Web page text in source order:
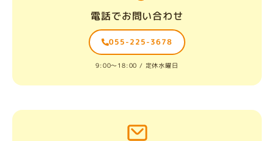
電話でお問い合わせ
055-225-3678
9:00〜18:00 / 定休水曜日